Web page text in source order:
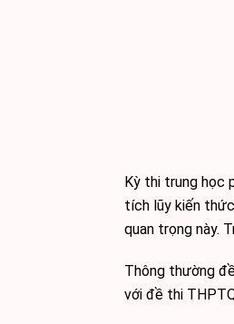
Kỳ thi trung học
tích lũy kiến
quan trọng này.
Thông thường
với đề thi